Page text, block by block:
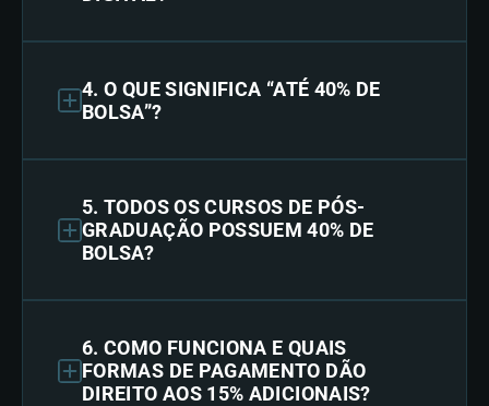
4. O QUE SIGNIFICA “ATÉ 40% DE
BOLSA”?
5. TODOS OS CURSOS DE PÓS-
GRADUAÇÃO POSSUEM 40% DE
BOLSA?
6. COMO FUNCIONA E QUAIS
FORMAS DE PAGAMENTO DÃO
DIREITO AOS 15% ADICIONAIS?